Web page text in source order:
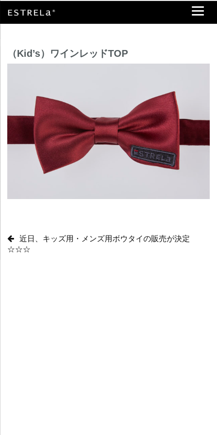
（Kid’s）ワインレッドTOP
近日、キッズ用・メンズ用ボウタイの販売が決定
☆☆☆